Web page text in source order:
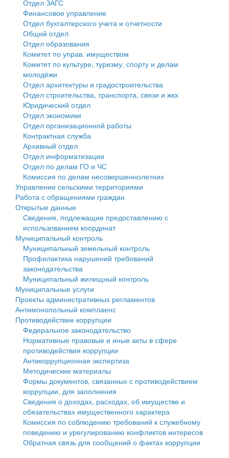
Государственные услуги
Промышленность и АПК
Экономика и бизнес
Символика
Устав
Гостям округа
Туризм
Культура
Образование
Здравоохранение
Социальная защита
Фотоальбом
муниципального округа Тверской области
Администрация Кашинского муниципального округа
Тверской области
Управление сельскими территориями
Открытые данные
Работа с обращениями граждан
Муниципальный контроль
Муниципальные услуги
Проекты административных регламентов
Антимонопольный комплаенс
Противодействие коррупции
Финансовое управление
Бюджет для граждан
Имущество
Выявление правообладателей ранее учтенных
объектов недвижимости
Имущественная поддержка субъектов малого и
среднего предпринимательства
Информационная поддержка субъектов малого и
среднего предпринимательства
Муниципальные программы
Контрольно-счетная палата
Персональные данные
Оценка регулирующего воздействия
Деятельность МУ
Нормативы градостроительного проектирования
Правила землепользования и застройки
Генеральные планы
Проекты планировки территории
Собрание депутатов
Городское поселение
Сельские поселения
Отдел ЗАГС
Финансовое управление
Отдел бухгалтерского учета и отчетности
Общий отдел
Отдел образования
Комитет по управ. имуществом
Комитет по культуре, туризму, спорту и делам
молодёжи
Отдел архитектуры и градостроительства
Отдел строительства, транспорта, связи и жкх
Юридический отдел
Отдел экономики
Отдел организационной работы
Контрактная служба
Архивный отдел
Отдел информатизации
Отдел по делам ГО и ЧС
Комиссия по делам несовершеннолетних
Управление сельскими территориями
Работа с обращениями граждан
Открытые данные
Сведения, подлежащие предоставлению с
использованием координат
Муниципальный контроль
Муниципальный земельный контроль
Профилактика нарушений требований
законодательства
Муниципальный жилищный контроль
Муниципальные услуги
Проекты административных регламентов
Антимонопольный комплаенс
Противодействие коррупции
Федеральное законодательство
Нормативные правовые и иные акты в сфере
противодействия коррупции
Антикоррупционная экспертиза
Методические материалы
Формы документов, связанных с противодействием
коррупции, для заполнения
Сведения о доходах, расходах, об имуществе и
обязательствах имущественного характера
Комиссия по соблюдению требований к служебному
поведению и урегулированию конфликтов интересов
Обратная связь для сообщений о фактах коррупции